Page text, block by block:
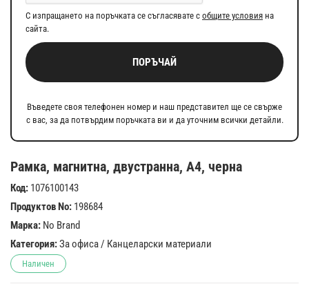
Рамка, магнитна, двустранна, A4, черна
Код: 1076100143
Продуктов No: 198684
Марка: No Brand
Категория:За офиса/ Канцеларски материали
Наличен
С изпращането на поръчката се съгласявате с общите условия на
сайта.
ПОРЪЧАЙ
Въведете своя телефонен номер и наш представител ще се свърже
с вас, за да потвърдим поръчката ви и да уточним всички детайли.